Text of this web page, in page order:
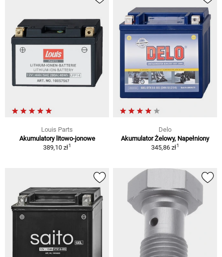
Louis Parts
Akumulatory litowo-jonowe
389,10 zł1
Delo
Akumulator Żelowy, Napełniony
345,86 zł1